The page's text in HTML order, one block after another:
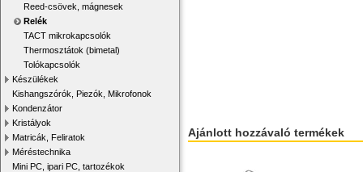
Reed-csövek, mágnesek
Relék
TACT mikrokapcsolók
Thermosztátok (bimetal)
Tolókapcsolók
Készülékek
Kishangszórók, Piezók, Mikrofonok
Kondenzátor
Kristályok
Matricák, Feliratok
Méréstechnika
Mini PC, ipari PC, tartozékok
Ajánlott hozzávaló termékek